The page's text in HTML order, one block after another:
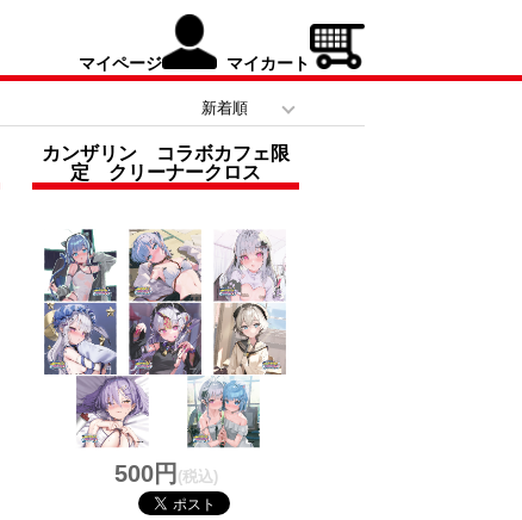
マイページ マイカート
カンザリン コラボカフェ限
定 クリーナークロス
500円 (税込)